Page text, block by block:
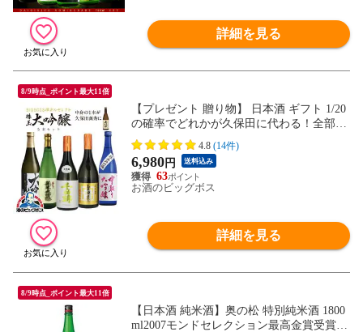
詳細を見る
8/9時点_ポイント最大11倍
【プレゼント 贈り物】 日本酒 ギフト 1/20
の確率でどれかが久保田に代わる！全部大
吟醸飲み比べラッキーセット 720ml×5本
『OMS』【本州のみ 送料無料】
4.8 (14件)
6,980円 送料込み
63
お酒のビッグボス
詳細を見る
8/9時点_ポイント最大11倍
【日本酒 純米酒】奥の松 特別純米酒 1800
ml2007モンドセレクション最高金賞受賞